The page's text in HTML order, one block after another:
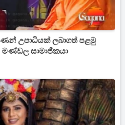
උපාධියක් ලබාගත් පළමු
සාමාජිකයා